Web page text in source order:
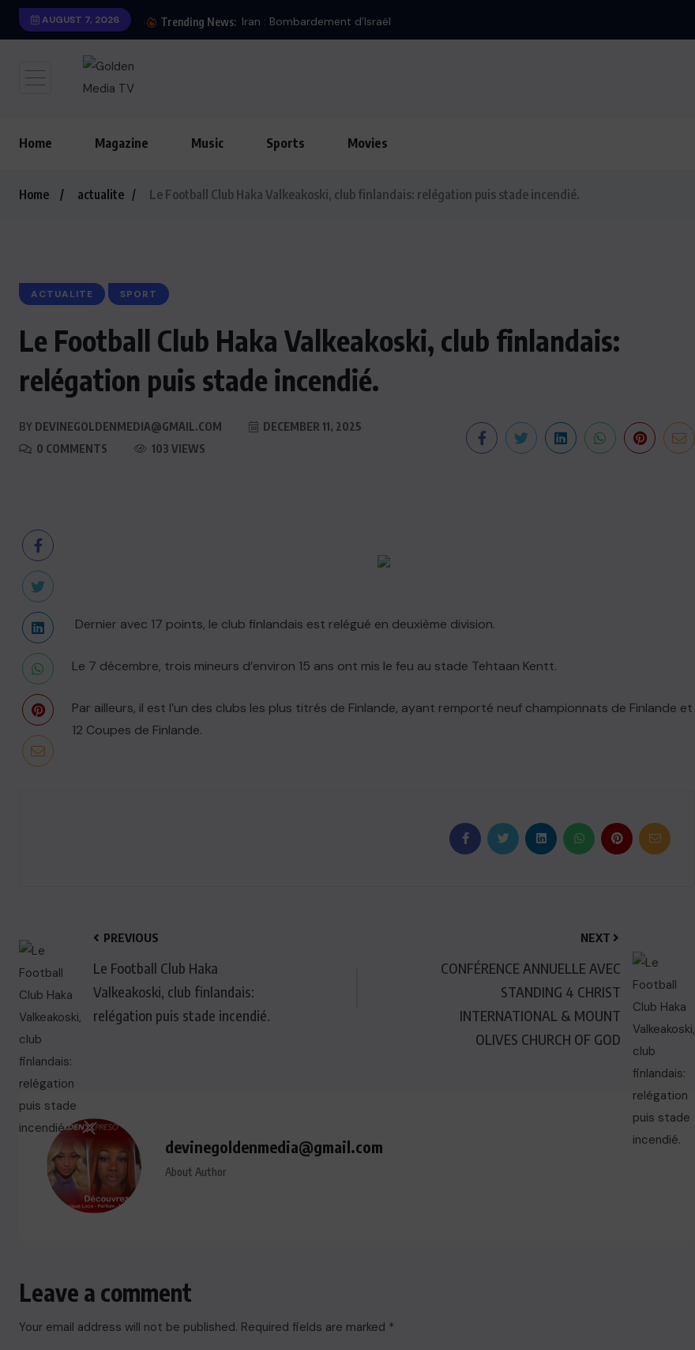
AUGUST 7, 2026 Trending News: Iran : Bombardement d’Israël
Home Magazine Music Sports Movies
Home actualite Le Football Club Haka Valkeakoski, club finlandais: relégation puis stade incendié.
ACTUALITE SPORT
Le Football Club Haka Valkeakoski, club finlandais:
relégation puis stade incendié.
BY DEVINEGOLDENMEDIA@GMAIL.COM
DECEMBER 11, 2025
0 COMMENTS
103 VIEWS
Dernier avec 17 points, le club finlandais est relégué en deuxième division.
Le 7 décembre, trois mineurs d’environ 15 ans ont mis le feu au stade Tehtaan Kentt.
Par ailleurs, il est l’un des clubs les plus titrés de Finlande, ayant remporté neuf championnats de Finlande et
12 Coupes de Finlande.
PREVIOUS
Le Football Club Haka
Valkeakoski, club finlandais:
relégation puis stade incendié.
NEXT
CONFÉRENCE ANNUELLE AVEC
STANDING 4 CHRIST
INTERNATIONAL & MOUNT
OLIVES CHURCH OF GOD
devinegoldenmedia@gmail.com
About Author
Leave a comment
Your email address will not be published. Required fields are marked *